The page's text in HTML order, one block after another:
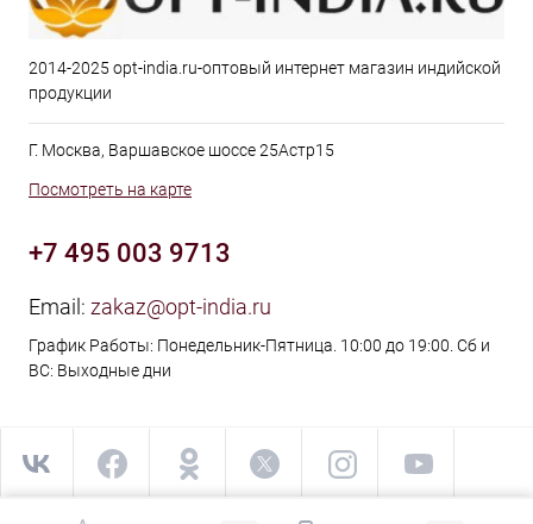
2014-2025 opt-india.ru-оптовый интернет магазин индийской
продукции
Г. Москва, Варшавское шоссе 25Астр15
Посмотреть на карте
+7 495 003 9713
Email: zakaz@opt-india.ru
График Работы: Понедельник-Пятница. 10:00 до 19:00. Сб и
ВС: Выходные дни